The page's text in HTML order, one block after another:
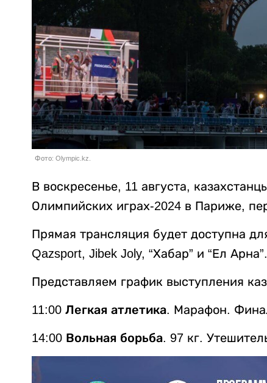
Фото: Olympic.kz.
В воскресенье, 11 августа,
Олимпийских играх-2024 в Париже,
Прямая трансляция будет доступна
Qazsport, Jibek Joly, “Хабар” и “Ел Арна”.
Представляем график выступления
11:00 Легкая атлетика. Марафон.
14:00 Вольная борьба. 97 кг.